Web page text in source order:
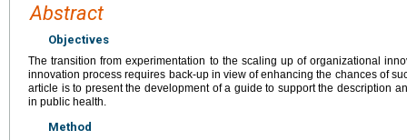
Abstract
Objectives
The transition from experimentation to the scaling up of organizational
innovation process requires back-up in view of enhancing the chances of
article is to present the development of a guide to support the description
in public health.
Method